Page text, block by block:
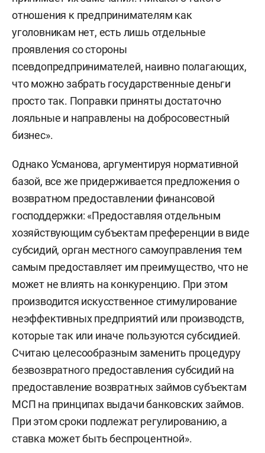
отношения к предпринимателям как
уголовникам нет, есть лишь отдельные
проявления со стороны
псевдопредпринимателей, наивно полагающих,
что можно забрать государственные деньги
просто так. Поправки приняты достаточно
лояльные и направлены на добросовестный
бизнес».
Однако Усманова, аргументируя нормативной
базой, все же придерживается предложения о
возвратном предоставлении финансовой
господдержки: «Предоставляя отдельным
хозяйствующим субъектам преференции в виде
субсидий, орган местного самоуправления тем
самым предоставляет им преимущество, что не
может не влиять на конкуренцию. При этом
производится искусственное стимулирование
неэффективных предприятий или производств,
которые так или иначе пользуются субсидией.
Считаю целесообразным заменить процедуру
безвозвратного предоставления субсидий на
предоставление возвратных займов субъектам
МСП на принципах выдачи банковских займов.
При этом сроки подлежат регулированию, а
ставка может быть беспроцентной».